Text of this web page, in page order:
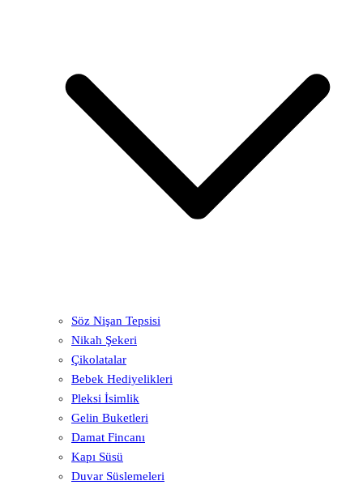
Söz Nişan Tepsisi
Nikah Şekeri
Çikolatalar
Bebek Hediyelikleri
Pleksi İsimlik
Gelin Buketleri
Damat Fincanı
Kapı Süsü
Duvar Süslemeleri